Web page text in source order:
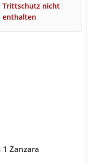
Trittschutz nicht
enthalten
Zanzara